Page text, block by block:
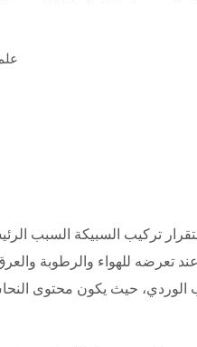
تركيب السبيكة السبب
تعرضه للهواء والرطوبة
الوردي، حيث يكون محتوى